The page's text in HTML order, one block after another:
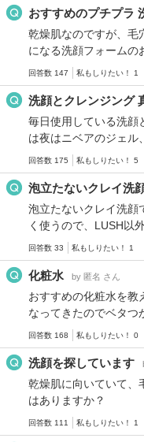
おすすめのプチプラ
乾燥肌なのですが、毛
になる洗顔フォームの
回答数 147 私もしりたい！ 1
洗顔とクレンジング
毎日使用している洗顔
は夜はニベアのジェル
回答数 175 私もしりたい！ 5
泡立たないクレイ洗
泡立たないクレイ洗顔
く使うので、LUSH以
回答数 33 私もしりたい！ 1
化粧水 by 匿名 さん
おすすめの化粧水を教
なってきたのでベタつ
回答数 168 私もしりたい！ 0
洗顔を探しています
乾燥肌に向いていて、
はありますか？
回答数 111 私もしりたい！ 1